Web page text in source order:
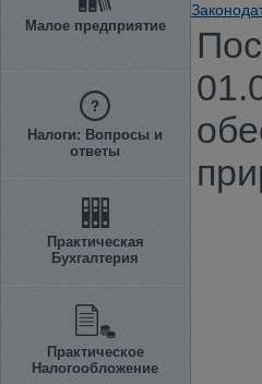
Малое предприятие
Налоги: Вопросы и
ответы
Практическая
Бухгалтерия
Практическое
Налогообложение